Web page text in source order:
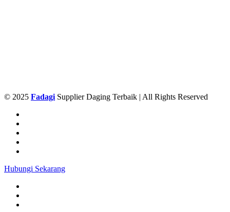
© 2025 Fadagi Supplier Daging Terbaik | All Rights Reserved
Hubungi Sekarang